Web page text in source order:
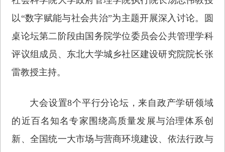
以“数字赋能与社会共治”为主题开展深入讨论。圆
桌论坛第二阶段由国务院学位委员会公共管理学科
评议组成员、东北大学城乡社区建设研究院院长张
雷教授主持。
大会设置8个平行分论坛，来自政产学研领域
的近百名知名专家围绕高质量发展与治理体系创
新、全国统一大市场与营商环境建设、依法行政与